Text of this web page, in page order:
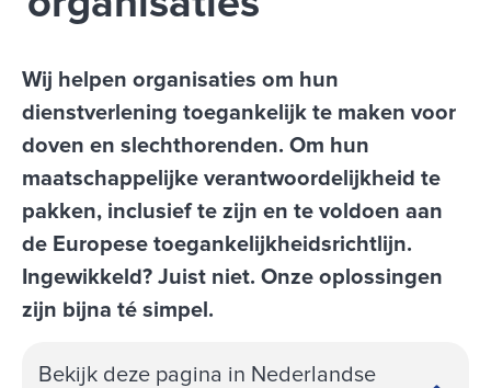
Wij helpen organisaties om hun
dienstverlening toegankelijk te maken voor
doven en slechthorenden. Om hun
maatschappelijke verantwoordelijkheid te
pakken, inclusief te zijn en te voldoen aan
de Europese toegankelijkheidsrichtlijn.
Ingewikkeld? Juist niet. Onze oplossingen
zijn bijna té simpel.
Bekijk deze pagina in Nederlandse